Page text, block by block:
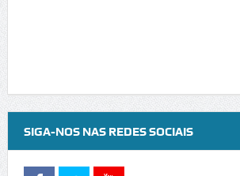
SIGA-NOS NAS REDES SOCIAIS